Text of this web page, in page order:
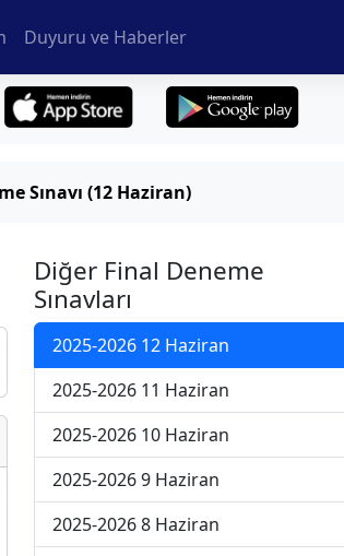
Duyuru ve Haberler
Sınavı (12 Haziran)
Diğer Final Deneme
Sınavları
2025-2026 12 Haziran
2025-2026 11 Haziran
2025-2026 10 Haziran
2025-2026 9 Haziran
2025-2026 8 Haziran